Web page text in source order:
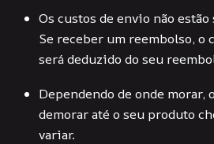
Os custos de envio não
Se receber um reembolso, o
será deduzido do seu
Dependendo de onde morar,
demorar até o seu produto
variar.